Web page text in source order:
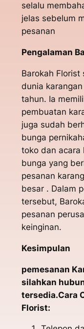
selalu
jelas sebelum
pesanan
Pengalaman
Barokah
dunia
tahun. Ia
pembuatan
juga sudah
bunga
toko dan acara
bunga yang
pesanan
besar . Dalam
tersebut,
pesanan
keinginan.
pemesanan
silahkan
tersedia.Cara
Florist: